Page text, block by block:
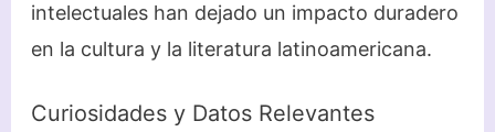
intelectuales han dejado un impacto duradero
en la cultura y la literatura latinoamericana.
Curiosidades y Datos Relevantes